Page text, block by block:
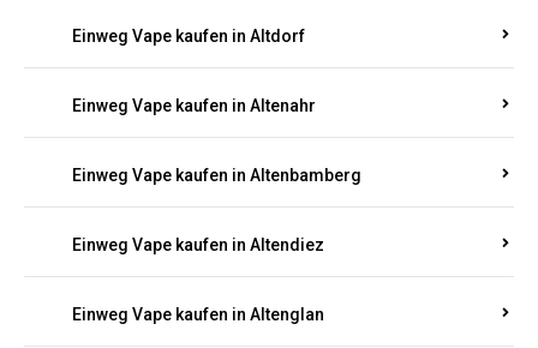
Einweg Vape kaufen in Altdorf
Einweg Vape kaufen in Altenahr
Einweg Vape kaufen in Altenbamberg
Einweg Vape kaufen in Altendiez
Einweg Vape kaufen in Altenglan